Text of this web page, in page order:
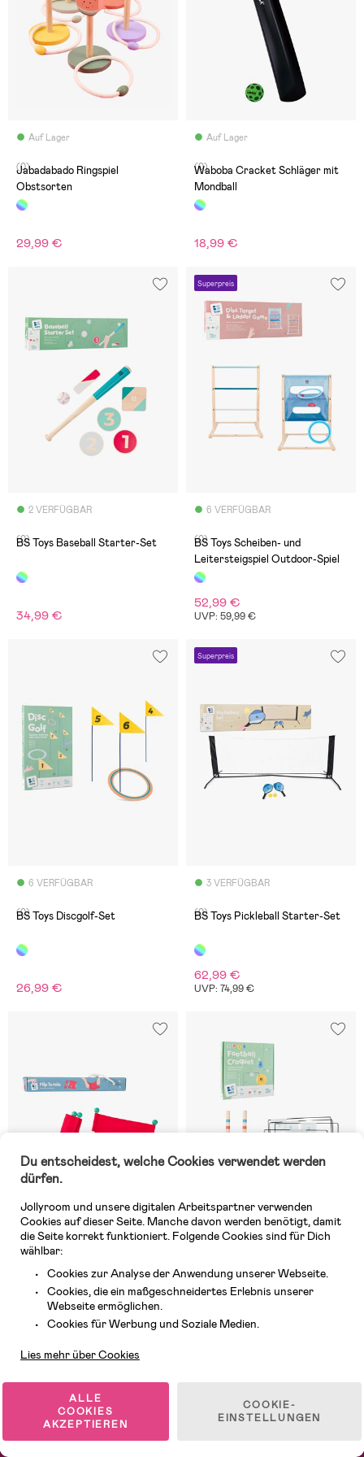
Auf Lager
(0)
Jabadabado Ringspiel
Obstsorten
29,99 €
Auf Lager
(0)
Waboba Cracket Schläger mit
Mondball
18,99 €
2 VERFÜGBAR
(0)
BS Toys Baseball Starter-Set
34,99 €
Superpreis
6 VERFÜGBAR
(0)
BS Toys Scheiben- und
Leitersteigspiel Outdoor-Spiel
52,99 €
UVP: 59,99 €
6 VERFÜGBAR
(0)
BS Toys Discgolf-Set
26,99 €
Superpreis
3 VERFÜGBAR
(0)
BS Toys Pickleball Starter-Set
62,99 €
UVP: 74,99 €
Auf Lager
BS Toys Flip Tennis Wurf- und
Fangspiel
16,99 €
(0)
BS Toys Fußballkrocket
Du entscheidest, welche Cookies verwendet werden
dürfen.
Jollyroom und unsere digitalen Arbeitspartner verwenden
Cookies auf dieser Seite. Manche davon werden benötigt, damit
die Seite korrekt funktioniert. Folgende Cookies sind für Dich
wählbar:
Cookies zur Analyse der Anwendung unserer Webseite.
Cookies, die ein maßgeschneidertes Erlebnis unserer
Webseite ermöglichen.
Cookies für Werbung und Soziale Medien.
Lies mehr über Cookies
ALLE
COOKIES
AKZEPTIEREN
COOKIE-
EINSTELLUNGEN